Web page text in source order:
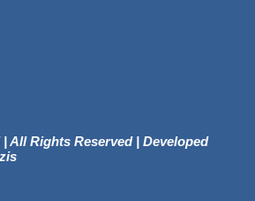
| All Rights Reserved | Developed